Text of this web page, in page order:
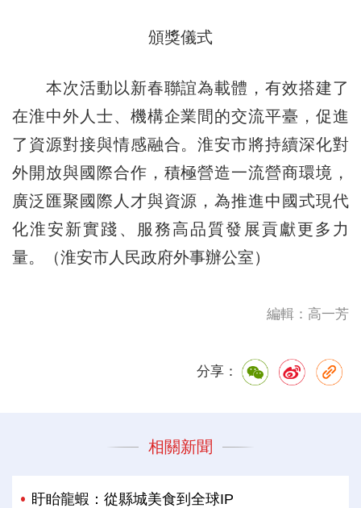
頒獎儀式
本次活動以新春聯誼為載體，有效搭建了
在淮中外人士、機構企業間的交流平臺，促進
了資源對接與情感融合。淮安市將持續深化對
外開放與國際合作，積極營造一流營商環境，
廣泛匯聚國際人才與資源，為推進中國式現代
化淮安新實踐、服務高品質發展貢獻更多力
量。（淮安市人民政府外事辦公室）
編輯：高一芳
分享：
相關新聞
盱眙龍蝦：從縣城美食到全球IP